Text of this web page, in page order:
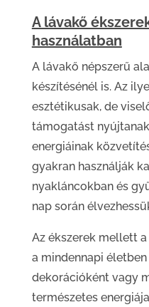
A lávakő
használatban
A lávakő népszerű
készítésénél is. Az
esztétikusak, de
támogatást
energiáinak
gyakran használják
nyakláncokban és
nap során
Az ékszerek mellett
a mindennapi
dekorációként vagy
természetes